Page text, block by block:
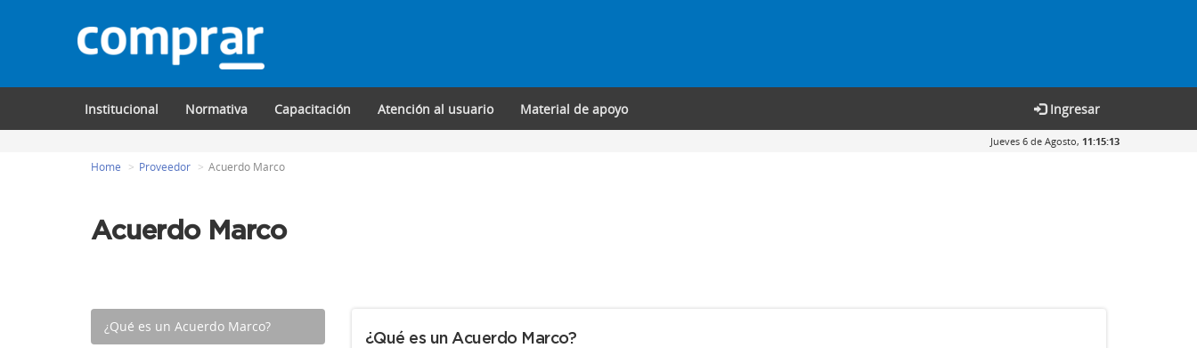
Institucional Normativa Capacitación Atención al usuario Material de apoyo Ingresar
Jueves 6 de Agosto, 11:15:14
Home Proveedor Acuerdo Marco
Acuerdo Marco
¿Qué es un Acuerdo Marco?
¿Qué es un Acuerdo Marco?